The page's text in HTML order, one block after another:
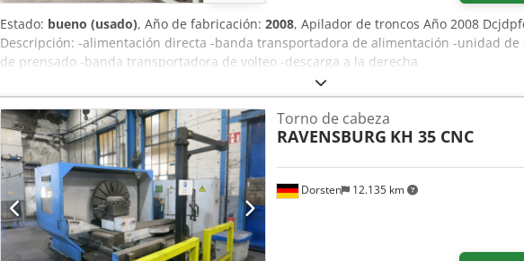
Estado: bueno (usado), Año de fabricación: 2008, Apilador de troncos Año 2008
Descripción: -alimentación directa -banda transportadora de alimentación -unidad de
de prensado -banda transportadora de volteo -descarga a la derecha
Dorsten 12.135 km
Torno de cabeza
RAVENSBURG KH 35 CNC